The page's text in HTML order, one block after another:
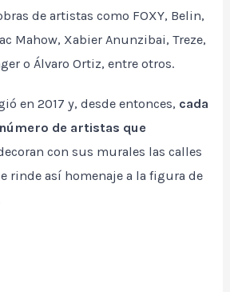
de artistas como FOXY, Belin,
Mahow, Xabier Anunzibai, Treze,
o Álvaro Ortiz, entre otros.
en 2017 y, desde entonces, cada
de artistas que
con sus murales las calles
rinde así homenaje a la figura de